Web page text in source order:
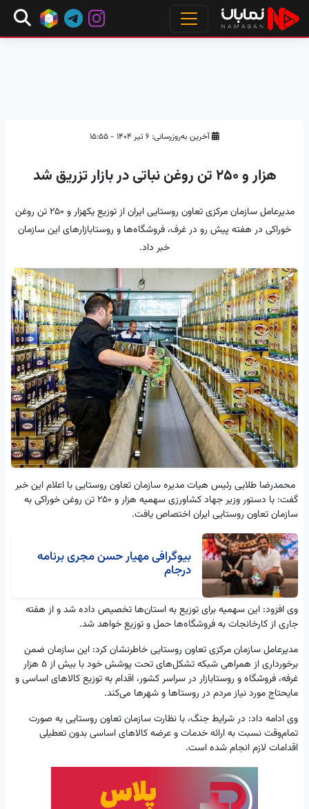
آخرین به‌روزرسانی: ۶ تیر ۱۴۰۴ - ۱۵:۵۵
هزار و ۲۵۰ تن روغن نباتی در بازار تزریق شد
مدیرعامل سازمان مرکزی تعاون روستایی ایران از توزیع یکهزار و ۲۵۰ تن روغن
خوراکی در هفته پیش رو در غرف، فروشگاه‌ها و روستابازارهای این سازمان
خبر داد.
محمدرضا طلایی رئیس هیات مدیره سازمان تعاون روستایی با اعلام این خبر
گفت: با دستور وزیر جهاد کشاورزی سهمیه هزار و 250 تن روغن خوراکی به
سازمان تعاون روستایی ایران اختصاص یافت.
بیوگرافی مهیار حسن مجری برنامه
درجام
وی افزود: این سهمیه برای توزیع به استان‌ها تخصیص داده شد و از هفته
جاری از کارخانجات به فروشگاه‌ها حمل و توزیع خواهد شد.
مدیرعامل سازمان مرکزی تعاون روستایی خاطرنشان کرد: این سازمان ضمن
برخورداری از همراهی شبکه تشکل‌های تحت پوشش خود با بیش از 5 هزار
غرفه، فروشگاه و روستابازار در سراسر کشور، اقدام به توزیع کالاهای اساسی و
مایحتاج مورد نیاز مردم در روستاها و شهرها می‌کند.
وی ادامه داد: در شرایط جنگ، با نظارت سازمان تعاون روستایی به صورت
تمام‌وقت نسبت به ارائه خدمات و عرضه کالاهای اساسی بدون تعطیلی
اقدامات لازم انجام شده است.